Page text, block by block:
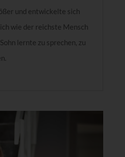
und entwickelte sich
wie der reichste Mensch
lernte zu sprechen, zu